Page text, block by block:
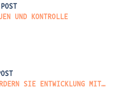
UND KONTROLLE
SYSTEMISCHE FRAGETECHNIKEN: SO FÖRDERN SIE ENTWICKLUNG MIT DEN RICHTIGEN FRAGEN